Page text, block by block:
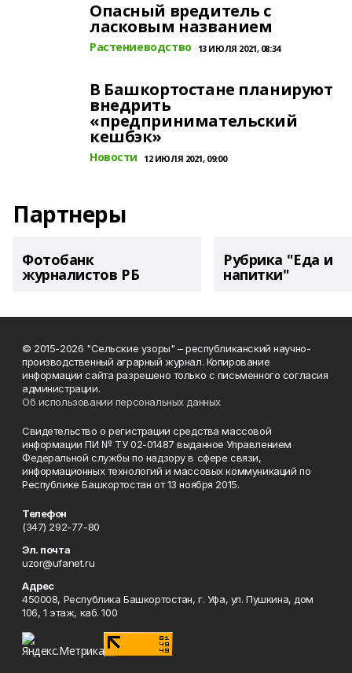
Опасный вредитель с
ласковым названием
Растениеводство 13 ИЮЛЯ 2021, 08:34
В Башкортостане планируют
внедрить
«предпринимательский
кешбэк»
Новости 12 ИЮЛЯ 2021, 09:00
Партнеры
Фотобанк
журналистов РБ
Рубрика "Еда и
напитки"
© 2015-2026 "Сельские узоры" – республиканский научно-
производственный аграрный журнал. Копирование
информации сайта разрешено только с письменного согласия
администрации.
Об использовании персональных данных
Свидетельство о регистрации средства массовой
информации ПИ № ТУ 02-01487 выданное Управлением
Федеральной службы по надзору в сфере связи,
информационных технологий и массовых коммуникаций по
Республике Башкортостан от 13 ноября 2015.
Телефон
(347) 292-77-80
Эл. почта
uzor@ufanet.ru
Адрес
450008, Республика Башкортостан, г. Уфа, ул. Пушкина, дом
106, 1 этаж, каб. 100